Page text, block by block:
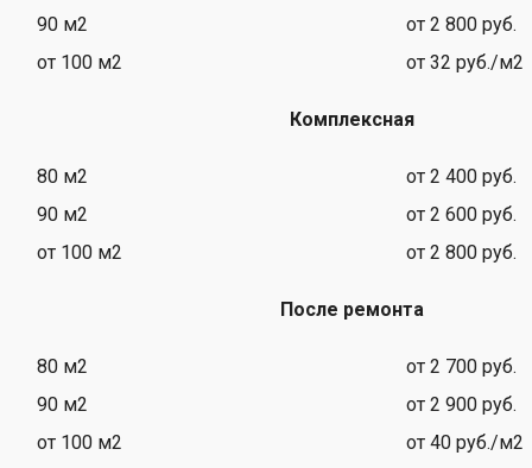
90 м2
от 2 800 руб.
от 100 м2
от 32 руб./м2
Комплексная
80 м2
от 2 400 руб.
90 м2
от 2 600 руб.
от 100 м2
от 2 800 руб.
После ремонта
80 м2
от 2 700 руб.
90 м2
от 2 900 руб.
от 100 м2
от 40 руб./м2